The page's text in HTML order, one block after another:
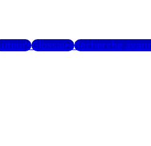
GlossaireRecherche